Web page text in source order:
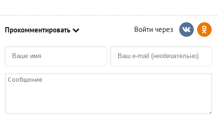
Прокомментировать